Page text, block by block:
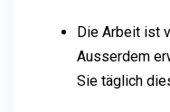
Die Arbeit ist
Ausserdem
Sie täglich